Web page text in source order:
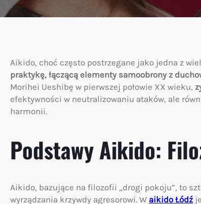
Aikido, choć często postrzegane jako jedna z
praktykę, łączącą elementy samoobrony z
Morihei Ueshibę w pierwszej połowie XX wieku,
efektywności w neutralizowaniu ataków, ale
harmonii.
Podstawy Aikido:
Aikido, bazujące na filozofii „drogi pokoju”, to
wyrządzania krzywdy agresorowi. W aikido Łódź